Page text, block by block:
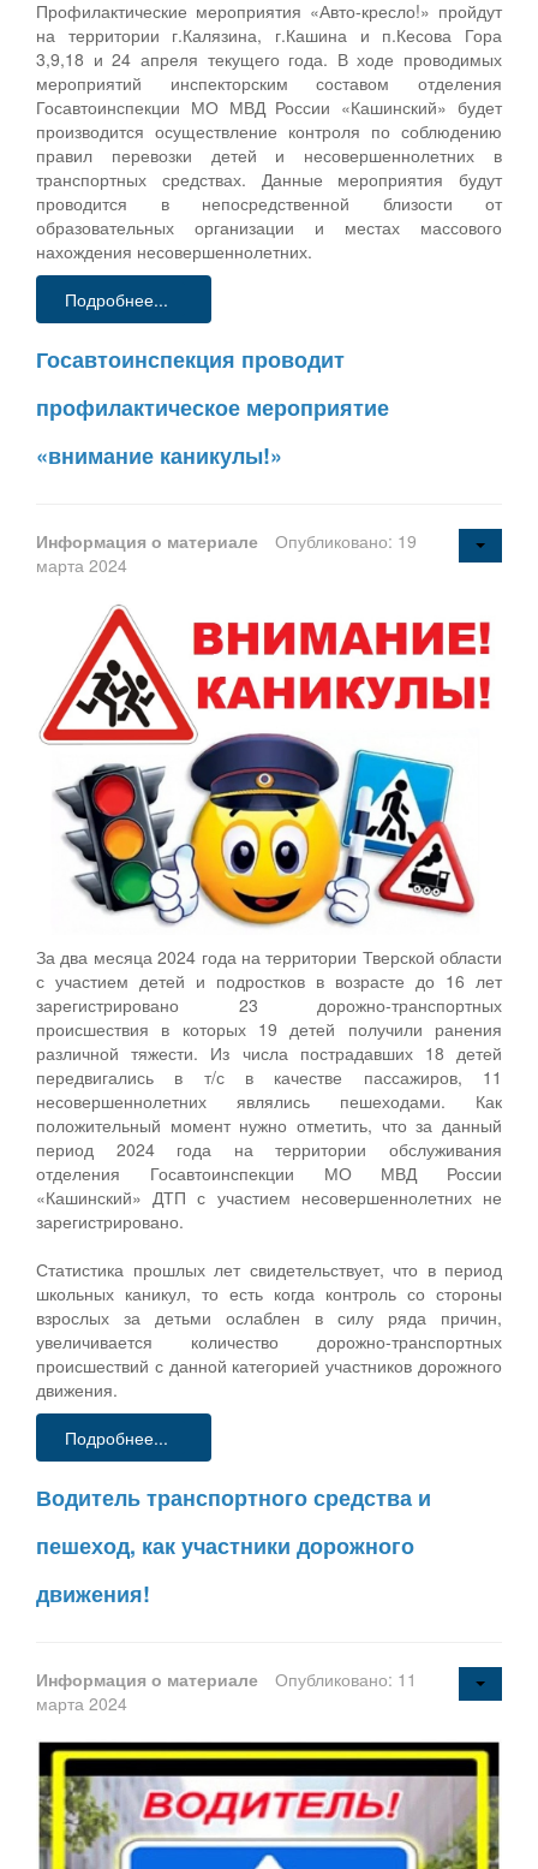
Профилактические мероприятия «Авто-кресло!» пройдут
на территории г.Калязина, г.Кашина и п.Кесова Гора
3,9,18 и 24 апреля текущего года. В ходе проводимых
мероприятий инспекторским составом отделения
Госавтоинспекции МО МВД России «Кашинский» будет
производится осуществление контроля по соблюдению
правил перевозки детей и несовершеннолетних в
транспортных средствах. Данные мероприятия будут
проводится в непосредственной близости от
образовательных организации и местах массового
нахождения несовершеннолетних.
Подробнее...
Госавтоинспекция проводит
профилактическое мероприятие
«внимание каникулы!»
Информация о материале
Опубликовано: 19
марта 2024
За два месяца 2024 года на территории Тверской области
с участием детей и подростков в возрасте до 16 лет
зарегистрировано 23 дорожно-транспортных
происшествия в которых 19 детей получили ранения
различной тяжести. Из числа пострадавших 18 детей
передвигались в т/с в качестве пассажиров, 11
несовершеннолетних являлись пешеходами. Как
положительный момент нужно отметить, что за данный
период 2024 года на территории обслуживания
отделения Госавтоинспекции МО МВД России
«Кашинский» ДТП с участием несовершеннолетних не
зарегистрировано.
Статистика прошлых лет свидетельствует, что в период
школьных каникул, то есть когда контроль со стороны
взрослых за детьми ослаблен в силу ряда причин,
увеличивается количество дорожно-транспортных
происшествий с данной категорией участников дорожного
движения.
Подробнее...
Водитель транспортного средства и
пешеход, как участники дорожного
движения!
Информация о материале
Опубликовано: 11
марта 2024